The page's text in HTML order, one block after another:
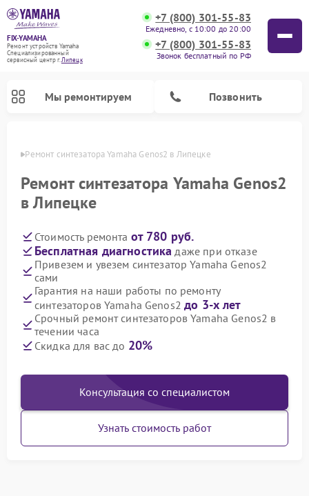
FIX-YAMAHA
Ремонт устройств Yamaha
Специализированный
cервисный центр г.Липецк
+7 (800) 301-55-83
Ежедневно, с 10:00 до 20:00
+7 (800) 301-55-83
Звонок бесплатный по РФ
Мы ремонтируем Позвонить
Ремонт синтезатора Yamaha Genos2 в Липецке
Ремонт синтезатора Yamaha Genos2
в Липецке
Стоимость ремонта от 780 руб.
Бесплатная диагностика даже при отказе
Привезем и увезем синтезатор Yamaha Genos2
сами
Гарантия на наши работы по ремонту
синтезаторов Yamaha Genos2до 3-х лет
Срочный ремонт синтезаторов Yamaha Genos2 в
течении часа
Скидка для вас до 20%
Консультация со специалистом
Узнать стоимость работ